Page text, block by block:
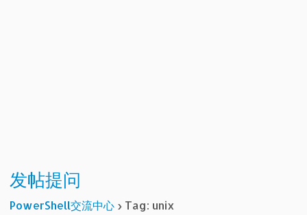
发帖提问
PowerShell交流中心 › Tag: unix